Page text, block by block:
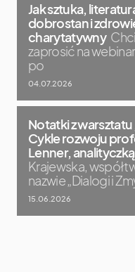
Jak sztuka,
dobrostan i
charytatywny
zaprosić na
po
04.07.2026
Notatki z
Cykle rozwoju
Lenner,
Krajewska,
nazwie „Dialogi i
15.06.2026